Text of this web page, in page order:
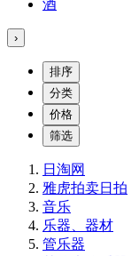
酒
›
排序
分类
价格
筛选
日淘网
雅虎拍卖日拍
音乐
乐器、器材
管乐器